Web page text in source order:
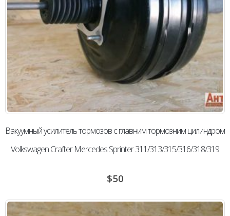
Вакуумный усилитель тормозов с главним тормозним цилиндром
Volkswagen Сrafter Mercedes Sprinter 311/313/315/316/318/319
$50